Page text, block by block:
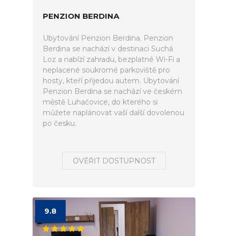
PENZION BERDINA
Ubytování Penzion Berdina. Penzion
Berdina se nachází v destinaci Suchá
Loz a nabízí zahradu, bezplatné Wi-Fi a
neplacené soukromé parkoviště pro
hosty, kteří přijedou autem. Ubytování
Penzion Berdina se nachází ve českém
městě Luhačovice, do kterého si
můžete naplánovat vaší další dovolenou
po česku.
OVĚŘIT DOSTUPNOST
9.8